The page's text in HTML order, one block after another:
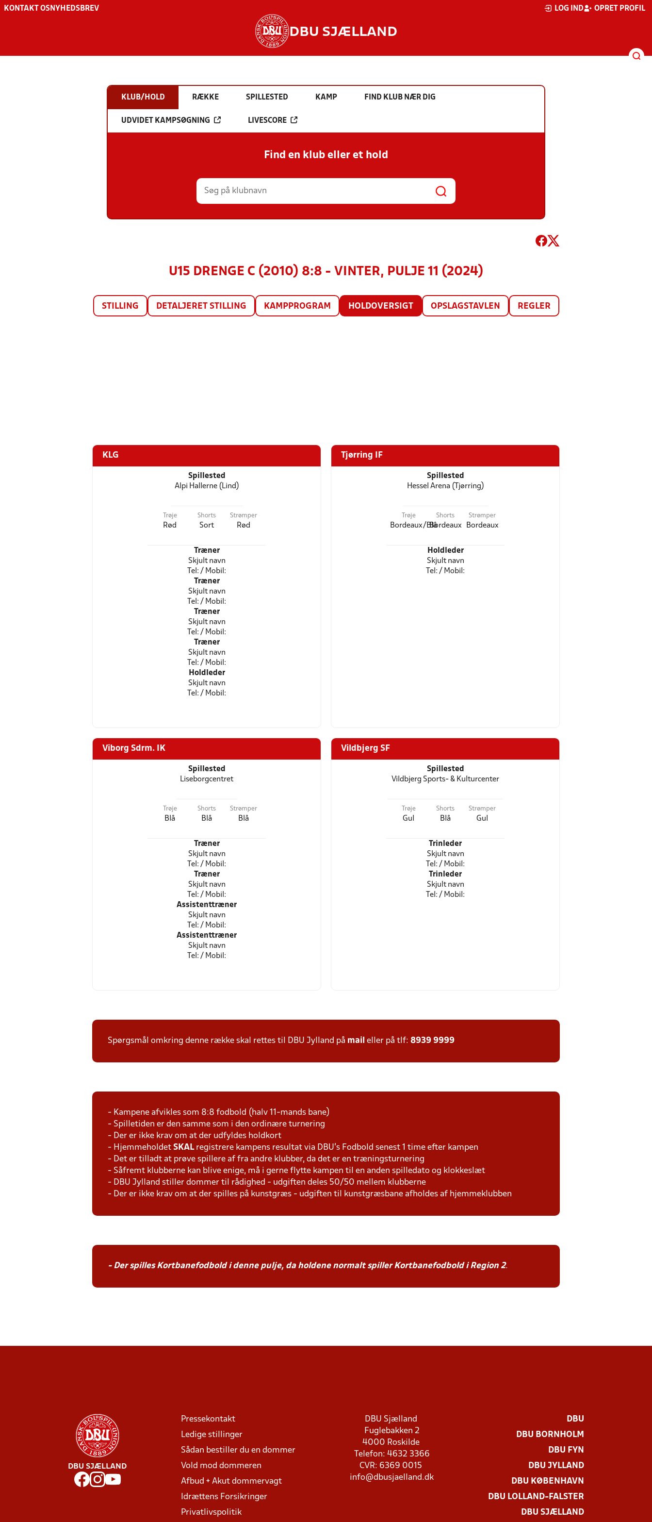
KONTAKT OS NYHEDSBREV LOG IND OPRET PROFIL
DBU SJÆLLAND
KLUB/HOLD RÆKKE SPILLESTED KAMP FIND KLUB NÆR DIG
UDVIDET KAMPSØGNING LIVESCORE
Find en klub eller et hold
U15 DRENGE C (2010) 8:8 - VINTER, PULJE 11 (2024)
STILLING DETALJERET STILLING KAMPPROGRAM HOLDOVERSIGT OPSLAGSTAVLEN REGLER
KLG
Spillested
Alpi Hallerne (Lind)
Trøje
Rød
Shorts
Sort
Strømper
Rød
Træner
Skjult navn
Tel: / Mobil:
Træner
Skjult navn
Tel: / Mobil:
Træner
Skjult navn
Tel: / Mobil:
Træner
Skjult navn
Tel: / Mobil:
Holdleder
Skjult navn
Tel: / Mobil:
Tjørring IF
Spillested
Hessel Arena (Tjørring)
Trøje
Bordeaux/Blå
Shorts
Bordeaux
Strømper
Bordeaux
Holdleder
Skjult navn
Tel: / Mobil:
Viborg Sdrm. IK
Spillested
Liseborgcentret
Trøje
Blå
Shorts
Blå
Strømper
Blå
Træner
Skjult navn
Tel: / Mobil:
Træner
Skjult navn
Tel: / Mobil:
Assistenttræner
Skjult navn
Tel: / Mobil:
Assistenttræner
Skjult navn
Tel: / Mobil:
Vildbjerg SF
Spillested
Vildbjerg Sports- & Kulturcenter
Trøje
Gul
Shorts
Blå
Strømper
Gul
Trinleder
Skjult navn
Tel: / Mobil:
Trinleder
Skjult navn
Tel: / Mobil:
Spørgsmål omkring denne række skal rettes til DBU Jylland på mail eller på tlf: 8939 9999
- Kampene afvikles som 8:8 fodbold (halv 11-mands bane)
- Spilletiden er den samme som i den ordinære turnering
- Der er ikke krav om at der udfyldes holdkort
- Hjemmeholdet SKAL registrere kampens resultat via DBU's Fodbold senest 1 time efter kampen
- Det er tilladt at prøve spillere af fra andre klubber, da det er en træningsturnering
- Såfremt klubberne kan blive enige, må i gerne flytte kampen til en anden spilledato og klokkeslæt
- DBU Jylland stiller dommer til rådighed - udgiften deles 50/50 mellem klubberne
- Der er ikke krav om at der spilles på kunstgræs - udgiften til kunstgræsbane afholdes af hjemmeklubben
- Der spilles Kortbanefodbold i denne pulje, da holdene normalt spiller Kortbanefodbold i Region 2.
DBU SJÆLLAND
Pressekontakt
Ledige stillinger
Sådan bestiller du en dommer
Vold mod dommeren
Afbud + Akut dommervagt
Idrættens Forsikringer
Privatlivspolitik
DBU Sjælland
Fuglebakken 2
4000 Roskilde
Telefon: 4632 3366
CVR: 6369 0015
info@dbusjaelland.dk
DBU
DBU BORNHOLM
DBU FYN
DBU JYLLAND
DBU KØBENHAVN
DBU LOLLAND-FALSTER
DBU SJÆLLAND